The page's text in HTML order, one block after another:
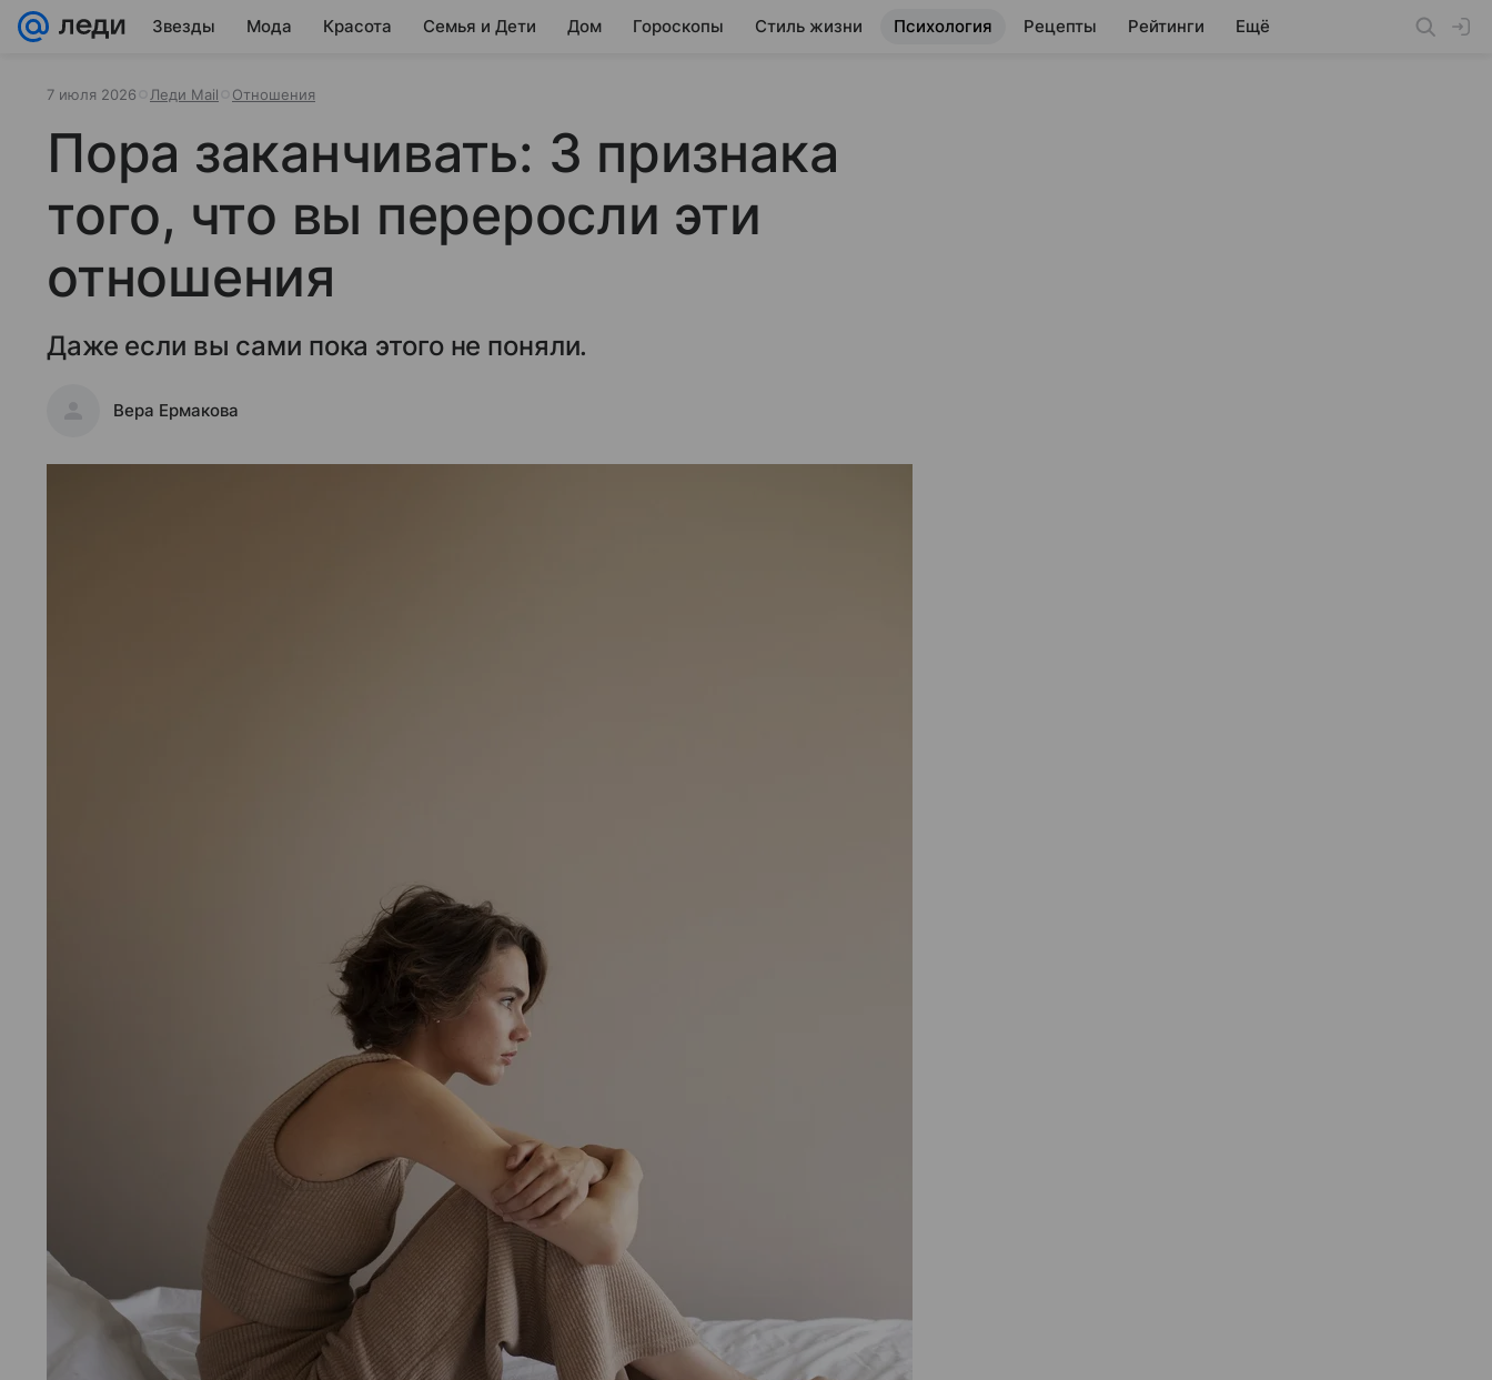
Звезды Мода Красота Семья и Дети Дом Гороскопы Стиль жизни Психология Рецепты Рейтинги Ещё
7 июля 2026 Леди Mail Отношения
Пора заканчивать: 3 признака
того, что вы переросли эти
отношения
Даже если вы сами пока этого не поняли.
Вера Ермакова